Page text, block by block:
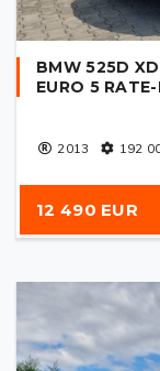
BMW 525D
EURO 5
2013 192
12 490 EUR